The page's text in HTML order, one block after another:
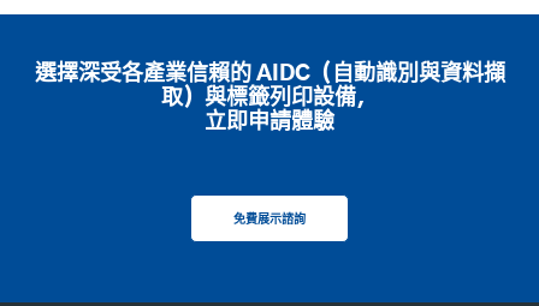
選擇深受各產業信賴的 AIDC（自動識別與資料擷
取）與標籤列印設備，
立即申請體驗
免費展示諮詢